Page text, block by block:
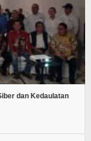
dan Kedaulatan